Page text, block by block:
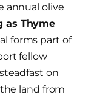
annual olive
as Thyme
forms part of
fellow
on
land from